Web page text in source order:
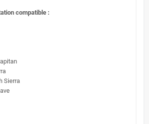
compatible :
Sierra